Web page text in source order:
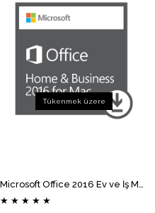
★ ★ ★ ★ ★
Tükenmek üzere